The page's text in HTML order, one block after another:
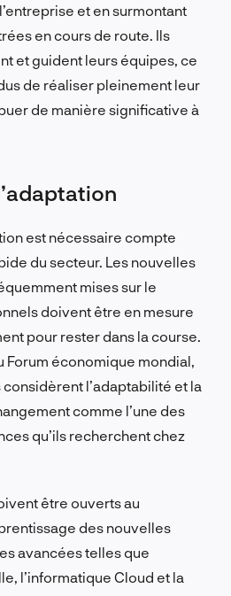
et en surmontant
en cours de route. Ils
et guident leurs équipes, ce
de réaliser pleinement leur
de manière significative à
est nécessaire compte
du secteur. Les nouvelles
mises sur le
doivent être en mesure
pour rester dans la course.
Forum économique mondial,
l’adaptabilité et la
comme l’une des
qu’ils recherchent chez
être ouverts au
des nouvelles
avancées telles que
l’informatique Cloud et la